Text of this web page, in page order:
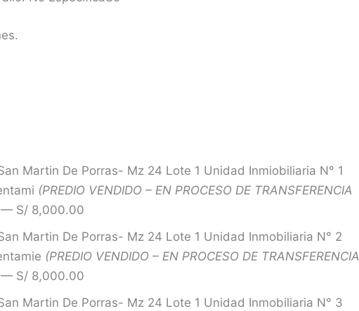
Martin De Porras- Mz 24 Lote 1 Unidad Inmiobiliaria N° 1
(PREDIO VENDIDO – EN PROCESO DE TRANSFERENCIA
— S/ 8,000.00
Martin De Porras- Mz 24 Lote 1 Unidad Inmobiliaria N° 2
(PREDIO VENDIDO – EN PROCESO DE TRANSFERENCIA
— S/ 8,000.00
Martin De Porras- Mz 24 Lote 1 Unidad Inmobiliaria N° 3